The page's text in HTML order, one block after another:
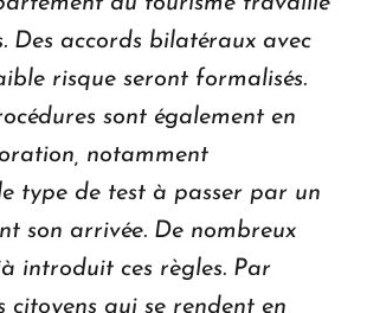
Des accords bilatéraux avec
risque seront formalisés.
sont également en
notamment
type de test à passer par un
son arrivée. De nombreux
introduit ces règles. Par
citoyens qui se rendent en